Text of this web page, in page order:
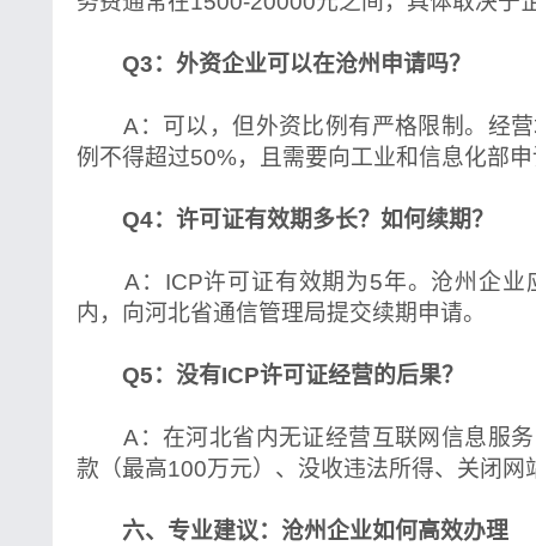
Q3：外资企业可以在沧州申请吗？
A：可以，但外资比例有严格限制。经营
例不得超过50%，且需要向工业和信息化部
Q4：许可证有效期多长？如何续期？
A：ICP许可证有效期为5年。沧州企业
内，向河北省通信管理局提交续期申请。
Q5：没有ICP许可证经营的后果？
A：在河北省内无证经营互联网信息服务
款（最高100万元）、没收违法所得、关闭网
六、专业建议：沧州企业如何高效办理